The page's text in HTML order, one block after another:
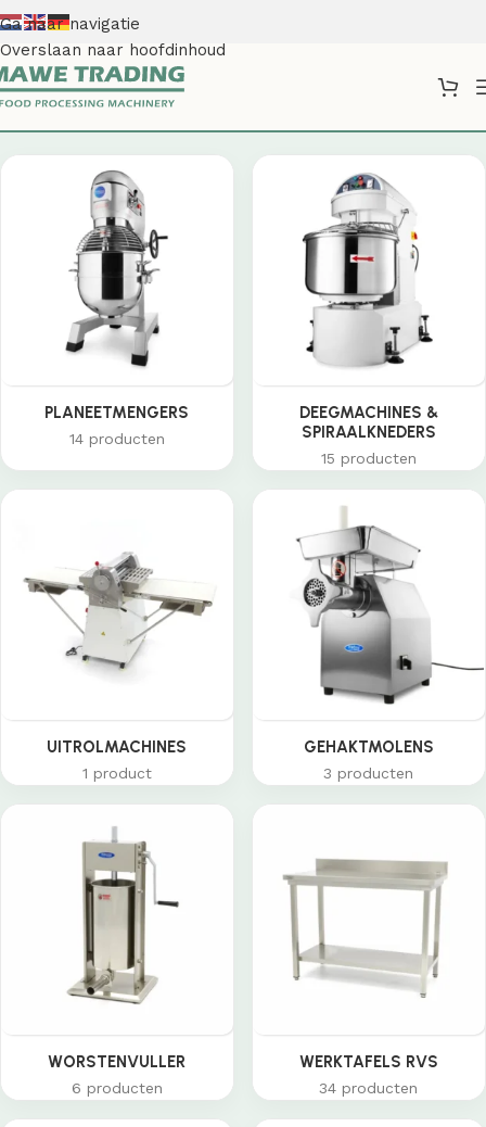
Ga naar navigatie
Overslaan naar hoofdinhoud
PLANEETMENGERS
14 producten
DEEGMACHINES &
SPIRAALKNEDERS
15 producten
UITROLMACHINES
1 product
GEHAKTMOLENS
3 producten
WORSTENVULLER
6 producten
WERKTAFELS RVS
34 producten